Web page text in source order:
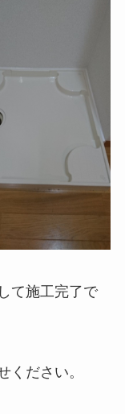
て施工完了で
ください。